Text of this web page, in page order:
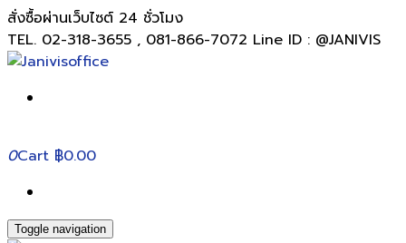
สั่งซื้อผ่านเว็บไซต์ 24 ชั่วโมง
TEL. 02-318-3655 , 081-866-7072 Line ID : @JANIVIS
0Cart ฿0.00
Toggle navigation